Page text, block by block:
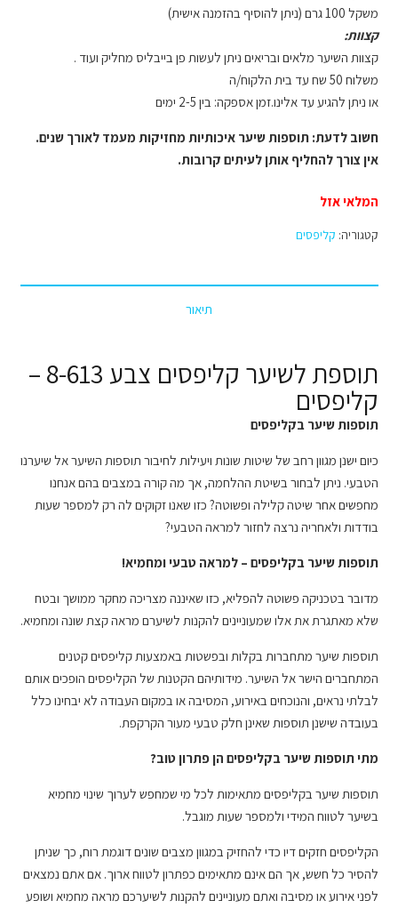
משקל 100 גרם (ניתן להוסיף בהזמנה אישית)
קצוות:
קצוות השיער מלאים ובריאים ניתן לעשות פן בייבליס מחליק ועוד .
משלוח 50 שח עד בית הלקוח/ה
או ניתן להגיע עד אלינו.זמן אספקה: בין 2-5 ימים
חשוב לדעת: תוספות שיער איכותיות מחזיקות מעמד לאורך שנים.
אין צורך להחליף אותן לעיתים קרובות.
המלאי אזל
קטגוריה: קליפסים
תיאור
תוספת לשיער קליפסים צבע 8-613 –
קליפסים
תוספות שיער בקליפסים
כיום ישנן מגוון רחב של שיטות שונות ויעילות לחיבור תוספות השיער אל שיערנו
הטבעי. ניתן לבחור בשיטת ההלחמה, אך מה קורה במצבים בהם אנחנו
מחפשים אחר שיטה קלילה ופשוטה? כזו שאנו זקוקים לה רק למספר שעות
בודדות ולאחריה נרצה לחזור למראה הטבעי?
תוספות שיער בקליפסים – למראה טבעי ומחמיא!
מדובר בטכניקה פשוטה להפליא, כזו שאיננה מצריכה מחקר ממושך ובטח
שלא מאתגרת את אלו שמעוניינים להקנות לשיערם מראה קצת שונה ומחמיא.
תוספות שיער מתחברות בקלות ובפשטות באמצעות קליפסים קטנים
המתחברים הישר אל השיער. מידותיהם הקטנות של הקליפסים הופכים אותם
לבלתי נראים, והנוכחים באירוע, המסיבה או במקום העבודה לא יבחינו כלל
בעובדה שישנן תוספות שאינן חלק טבעי מעור הקרקפת.
מתי תוספות שיער בקליפסים הן פתרון טוב?
תוספות שיער בקליפסים מתאימות לכל מי שמחפש לערוך שינוי מחמיא
בשיער לטווח המידי ולמספר שעות מוגבל.
הקליפסים חזקים דיו כדי להחזיק במגוון מצבים שונים דוגמת רוח, כך שניתן
להסיר כל חשש, אך הם אינם מתאימים כפתרון לטווח ארוך. אם אתם נמצאים
לפני אירוע או מסיבה ואתם מעוניינים להקנות לשיערכם מראה מחמיא ושופע